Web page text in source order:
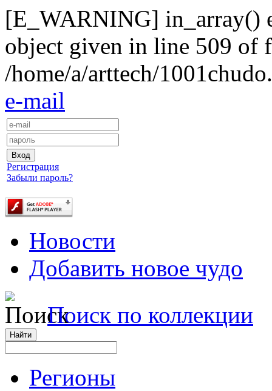
[E_WARNING] in_array()
object given in line 509 of
/home/a/arttech/
e-mail
Регистрация
Забыли пароль?
Новости
Добавить новое чудо
Поиск по коллекции
Регионы